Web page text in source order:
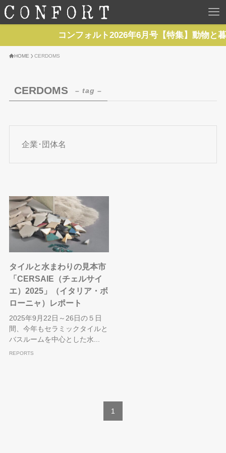
HOME
NEWS
Contact Us
コンフォルト2026年6月号【特集】動物と
HOME CERDOMS
CERDOMS – tag –
企業･団体名
タイルと水まわりの見本市
「CERSAIE（チェルサイ
エ）2025」（イタリア・ボ
ローニャ）レポート
2025年9月22日～26日の５日
間、今年もセラミックタイルと
バスルームを中心とした水...
REPORTS
1